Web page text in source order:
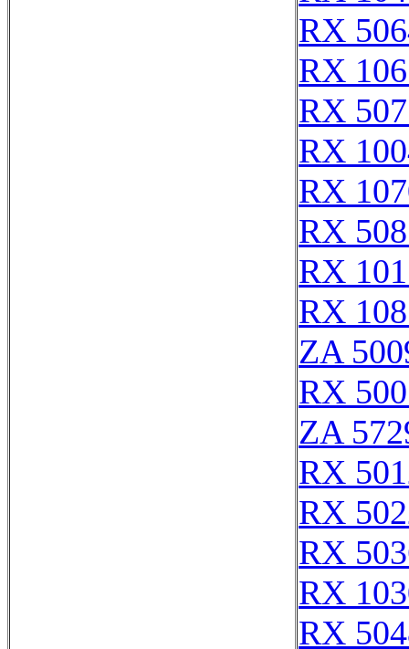
RX
RX
RX
RX
RX
RX
RX
RX
ZA
RX
ZA
RX
RX
RX
RX
RX